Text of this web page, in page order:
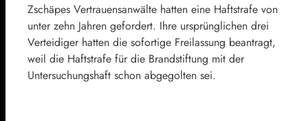
Zschäpes Vertrauensanwälte hatten eine Haftstrafe von
unter zehn Jahren gefordert. Ihre ursprünglichen drei
Verteidiger hatten die sofortige Freilassung beantragt,
weil die Haftstrafe für die Brandstiftung mit der
Untersuchungshaft schon abgegolten sei.